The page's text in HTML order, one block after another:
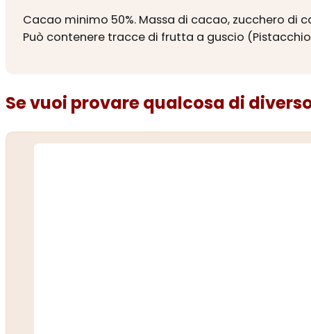
Cacao minimo 50%. Massa di cacao, zucchero di
Può contenere tracce di frutta a guscio
Se vuoi provare qualcosa di